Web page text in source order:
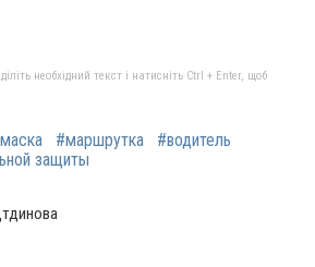
необхідний текст і натисніть Ctrl + Enter, щоб
#маршрутка
#водитель
защиты